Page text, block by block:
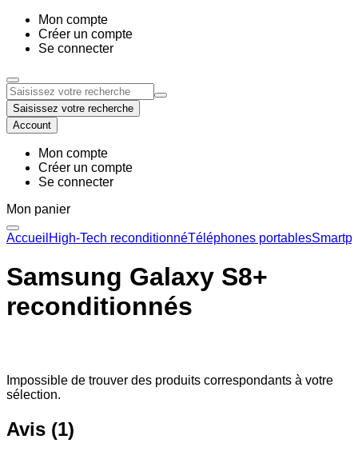
Mon compte
Créer un compte
Se connecter
Saisissez votre recherche
Account
Mon compte
Créer un compte
Se connecter
Mon panier
Accueil High-Tech reconditionnéTéléphones portables
Samsung Galaxy S8+
reconditionnés
Impossible de trouver des produits correspondants à votre
sélection.
Avis (1)